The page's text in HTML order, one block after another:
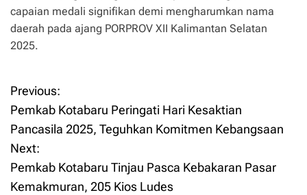
capaian medali signifikan demi mengharumkan nama
daerah pada ajang PORPROV XII Kalimantan Selatan
2025.
P
o
s
t
Previous:
Pemkab Kotabaru Peringati Hari Kesaktian
Pancasila 2025, Teguhkan Komitmen Kebangsaan
Next:
Pemkab Kotabaru Tinjau Pasca Kebakaran Pasar
Kemakmuran, 205 Kios Ludes